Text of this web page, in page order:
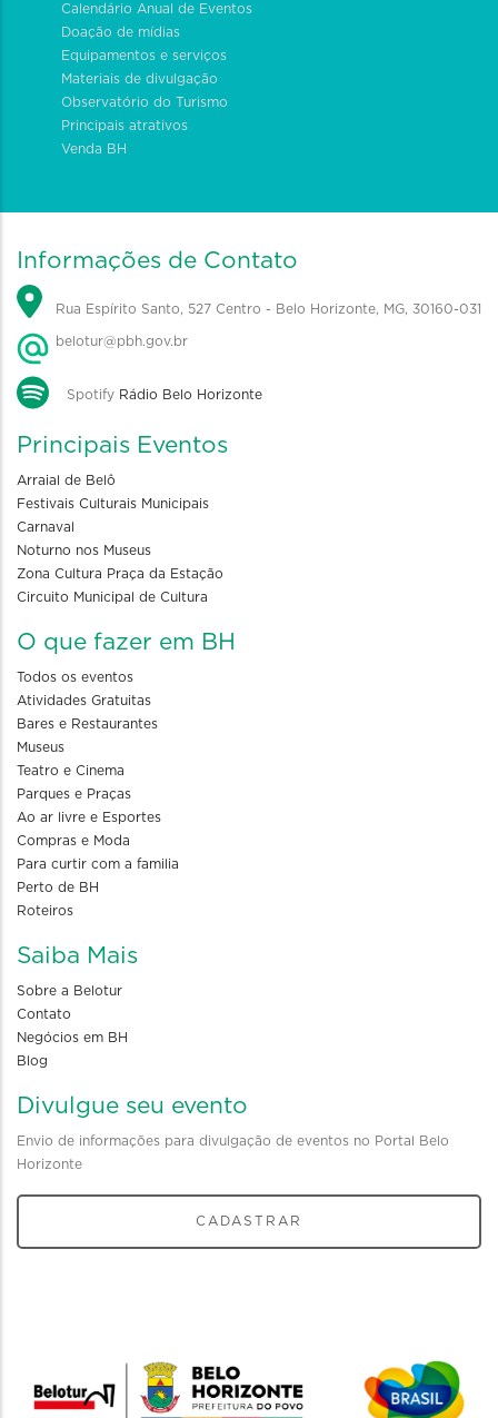
Calendário Anual de Eventos
Doação de mídias
Equipamentos e serviços
Materiais de divulgação
Observatório do Turismo
Principais atrativos
Venda BH
Informações de Contato
Rua Espírito Santo, 527 Centro - Belo Horizonte, MG, 30160-031
belotur@pbh.gov.br
Spotify Rádio Belo Horizonte
Principais Eventos
Arraial de Belô
Festivais Culturais Municipais
Carnaval
Noturno nos Museus
Zona Cultura Praça da Estação
Circuito Municipal de Cultura
O que fazer em BH
Todos os eventos
Atividades Gratuitas
Bares e Restaurantes
Museus
Teatro e Cinema
Parques e Praças
Ao ar livre e Esportes
Compras e Moda
Para curtir com a familia
Perto de BH
Roteiros
Saiba Mais
Sobre a Belotur
Contato
Negócios em BH
Blog
Divulgue seu evento
Envio de informações para divulgação de eventos no Portal Belo
Horizonte
CADASTRAR